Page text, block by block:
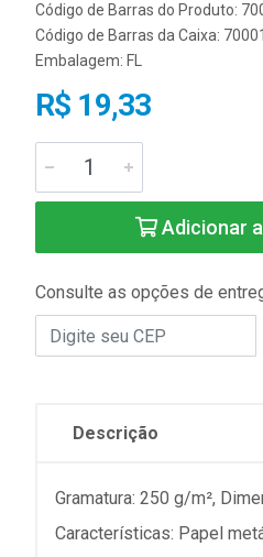
Código de Barras do Produto:
Código de Barras da Caixa:
Embalagem: FL
R$ 19,33
Adicionar
Consulte as opções de
Descrição
Gramatura: 250 g/m²,
Características: Papel